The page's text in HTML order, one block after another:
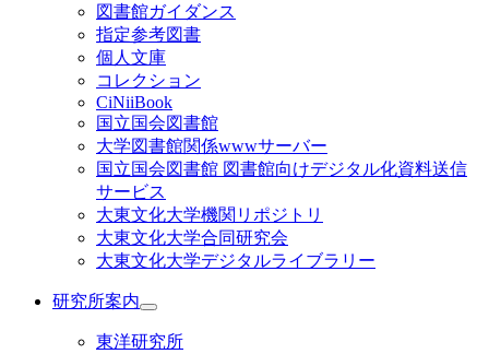
図書館ガイダンス
指定参考図書
個人文庫
コレクション
CiNiiBook
国立国会図書館
大学図書館関係wwwサーバー
国立国会図書館 図書館向けデジタル化資料送信
サービス
大東文化大学機関リポジトリ
大東文化大学合同研究会
大東文化大学デジタルライブラリー
研究所案内
東洋研究所